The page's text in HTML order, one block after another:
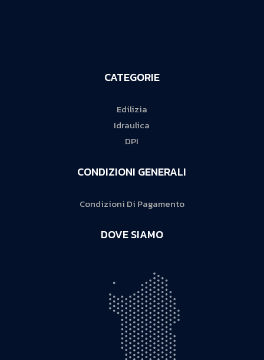
CATEGORIE
Edilizia
Idraulica
DPI
CONDIZIONI GENERALI
Condizioni Di Pagamento
DOVE SIAMO